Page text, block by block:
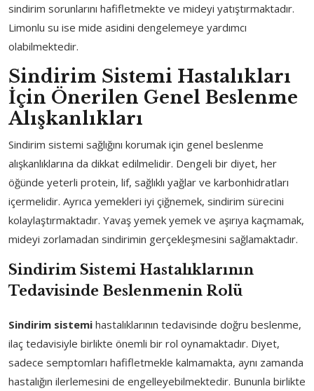
sindirim sorunlarını hafifletmekte ve mideyi yatıştırmaktadır.
Limonlu su ise mide asidini dengelemeye yardımcı
olabilmektedir.
Sindirim Sistemi Hastalıkları
İçin Önerilen Genel Beslenme
Alışkanlıkları
Sindirim sistemi sağlığını korumak için genel beslenme
alışkanlıklarına da dikkat edilmelidir. Dengeli bir diyet, her
öğünde yeterli protein, lif, sağlıklı yağlar ve karbonhidratları
içermelidir. Ayrıca yemekleri iyi çiğnemek, sindirim sürecini
kolaylaştırmaktadır. Yavaş yemek yemek ve aşırıya kaçmamak,
mideyi zorlamadan sindirimin gerçekleşmesini sağlamaktadır.
Sindirim Sistemi Hastalıklarının
Tedavisinde Beslenmenin Rolü
Sindirim sistemi hastalıklarının tedavisinde doğru beslenme,
ilaç tedavisiyle birlikte önemli bir rol oynamaktadır. Diyet,
sadece semptomları hafifletmekle kalmamakta, aynı zamanda
hastalığın ilerlemesini de engelleyebilmektedir. Bununla birlikte